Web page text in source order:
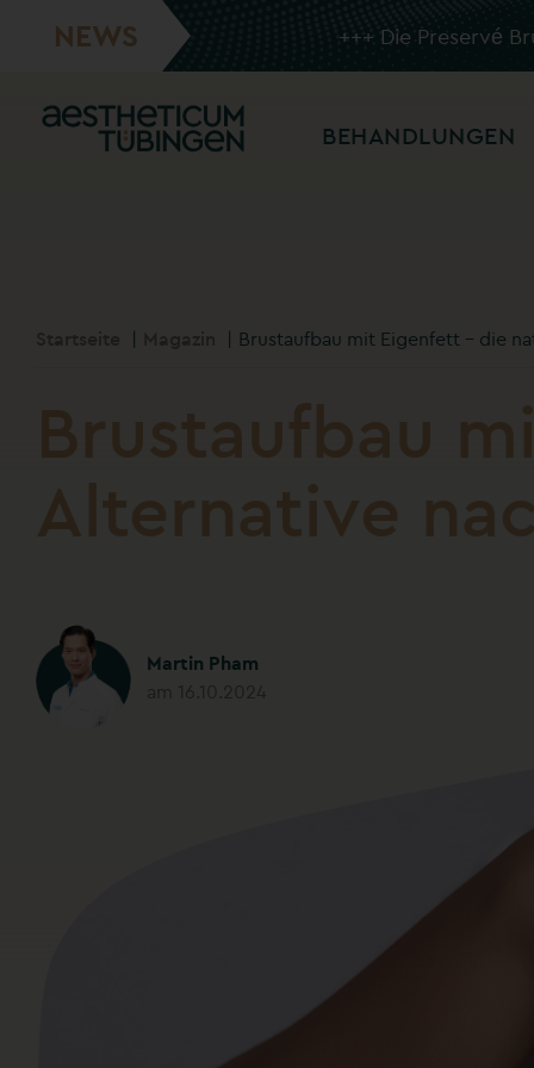
NEWS +++ Die Preservé
BEHANDLUNGEN
Brustaufbau mit Eigenfett – die
Martin Pham